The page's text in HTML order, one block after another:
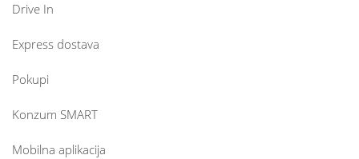
Drive In
Express dostava
Pokupi
Konzum SMART
Mobilna aplikacija